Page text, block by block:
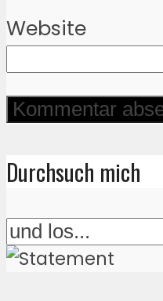
Website
Durchsuch mich